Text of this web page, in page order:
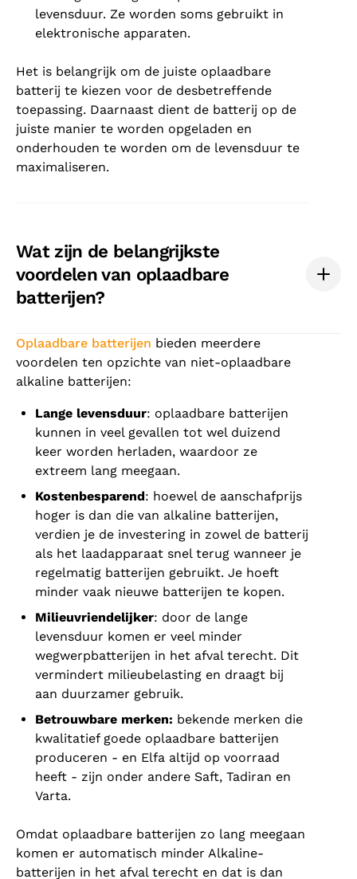
levensduur. Ze worden soms gebruikt in
elektronische apparaten.
Het is belangrijk om de juiste oplaadbare
batterij te kiezen voor de desbetreffende
toepassing. Daarnaast dient de batterij op de
juiste manier te worden opgeladen en
onderhouden te worden om de levensduur te
maximaliseren.
Wat zijn de belangrijkste
voordelen van oplaadbare
batterijen?
Oplaadbare batterijen bieden meerdere
voordelen ten opzichte van niet-oplaadbare
alkaline batterijen:
Lange levensduur: oplaadbare batterijen
kunnen in veel gevallen tot wel duizend
keer worden herladen, waardoor ze
extreem lang meegaan.
Kostenbesparend: hoewel de aanschafprijs
hoger is dan die van alkaline batterijen,
verdien je de investering in zowel de batterij
als het laadapparaat snel terug wanneer je
regelmatig batterijen gebruikt. Je hoeft
minder vaak nieuwe batterijen te kopen.
Milieuvriendelijker: door de lange
levensduur komen er veel minder
wegwerpbatterijen in het afval terecht. Dit
vermindert milieubelasting en draagt bij
aan duurzamer gebruik.
Betrouwbare merken: bekende merken die
kwalitatief goede oplaadbare batterijen
produceren - en Elfa altijd op voorraad
heeft - zijn onder andere Saft, Tadiran en
Varta.
Omdat oplaadbare batterijen zo lang meegaan
komen er automatisch minder Alkaline-
batterijen in het afval terecht en dat is dan